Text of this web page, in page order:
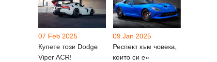
07 Feb 2025
Купете този Dodge
Viper ACR!
09 Jan 2025
Респект към човека,
които си е»